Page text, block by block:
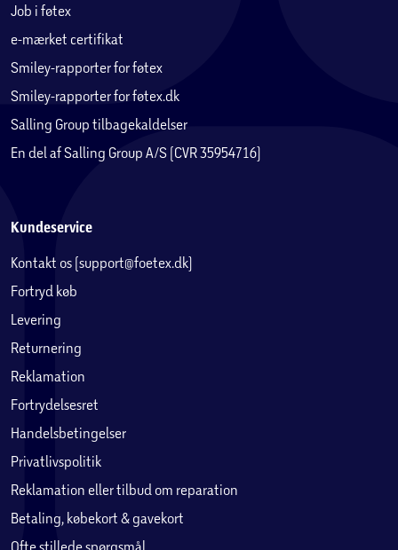
Job i føtex
e-mærket certifikat
Smiley-rapporter for føtex
Smiley-rapporter for føtex.dk
Salling Group tilbagekaldelser
En del af Salling Group A/S (CVR 35954716)
Kundeservice
Kontakt os (support@foetex.dk)
Fortryd køb
Levering
Returnering
Reklamation
Fortrydelsesret
Handelsbetingelser
Privatlivspolitik
Reklamation eller tilbud om reparation
Betaling, købekort & gavekort
Ofte stillede spørgsmål